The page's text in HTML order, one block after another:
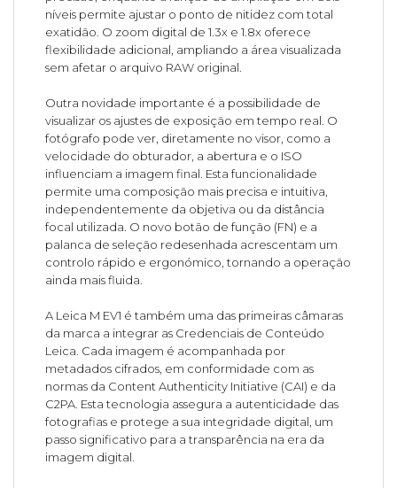
níveis permite ajustar o ponto de nitidez com total
exatidão. O zoom digital de 1.3x e 1.8x oferece
flexibilidade adicional, ampliando a área visualizada
sem afetar o arquivo RAW original.
Outra novidade importante é a possibilidade de
visualizar os ajustes de exposição em tempo real. O
fotógrafo pode ver, diretamente no visor, como a
velocidade do obturador, a abertura e o ISO
influenciam a imagem final. Esta funcionalidade
permite uma composição mais precisa e intuitiva,
independentemente da objetiva ou da distância
focal utilizada. O novo botão de função (FN) e a
palanca de seleção redesenhada acrescentam um
controlo rápido e ergonómico, tornando a operação
ainda mais fluida.
A Leica M EV1 é também uma das primeiras câmaras
da marca a integrar as Credenciais de Conteúdo
Leica. Cada imagem é acompanhada por
metadados cifrados, em conformidade com as
normas da Content Authenticity Initiative (CAI) e da
C2PA. Esta tecnologia assegura a autenticidade das
fotografias e protege a sua integridade digital, um
passo significativo para a transparência na era da
imagem digital.